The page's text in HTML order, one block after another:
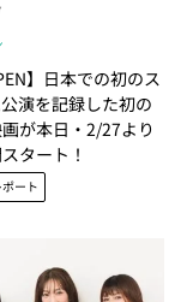
】日本での初のス
演を記録した初の
が本日・2/27より
タート！
ート